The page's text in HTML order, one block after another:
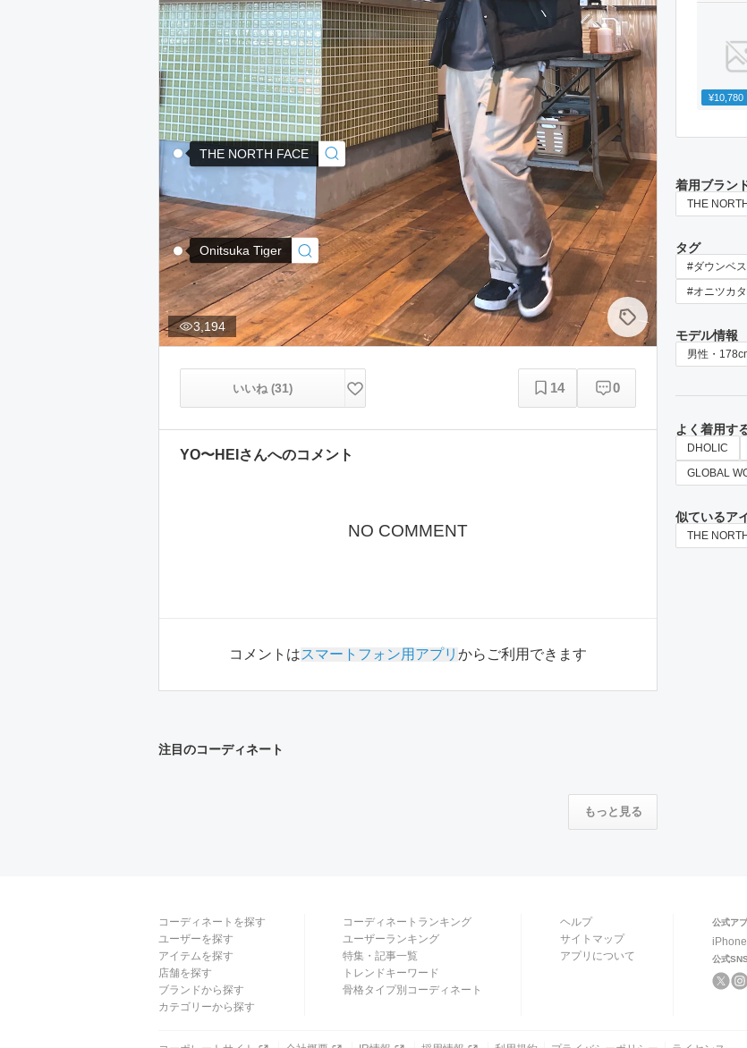
THE NORTH FACE
Onitsuka Tiger
3,194
いいね (31) 14 0
YO〜HEI さんへのコメント
NO COMMENT
コメントはスマートフォン用アプリ からご利用できます
¥10,780
着用ブラン
THE
タグ
#ダウンベス
#オニツカ
モデル情報
男性・
よく着用す
DHOLIC
GLOBAL
似ているア
THE
注目のコーディネート
もっと見る
コーディネートを探す
ユーザーを探す
アイテムを探す
店舗を探す
ブランドから探す
カテゴリーから探す
コーディネートランキング
ユーザーランキング
特集・記事一覧
トレンドキーワード
骨格タイプ別コーディネート
ヘルプ
サイトマップ
アプリについて
公式ア
iPhone
公式SNS